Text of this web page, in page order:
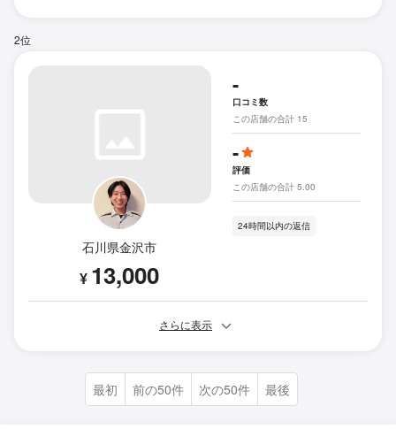
2位
石川県金沢市
¥ 13,000
-
口コミ数
この店舗の合計 15
-
評価
この店舗の合計 5.00
24時間以内の返信
さらに表示
最初 前の50件 次の50件 最後